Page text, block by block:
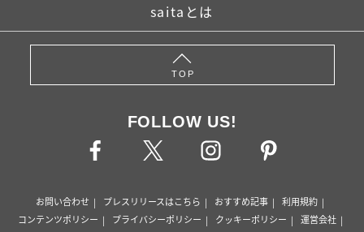
saitaとは
TOP
FOLLOW US!
お問い合わせ プレスリリースはこちら おすすめ記事
利用規約
コンテンツポリシー
プライバシーポリシー クッキーポリシー
運営会社